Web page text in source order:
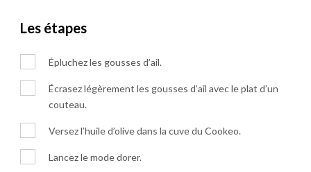
Les étapes
Épluchez les gousses d’ail.
Écrasez légèrement les gousses d’ail avec le plat d’un
couteau.
Versez l’huile d’olive dans la cuve du Cookeo.
Lancez le mode dorer.